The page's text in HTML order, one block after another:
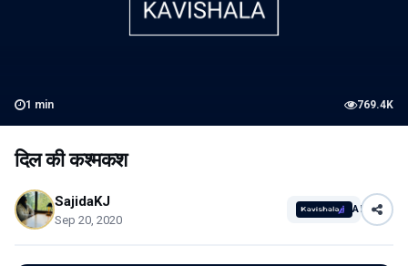
1 min 769.4K
दिल की कश्मकश
SajidaKJ
Sep 20, 2020
AI